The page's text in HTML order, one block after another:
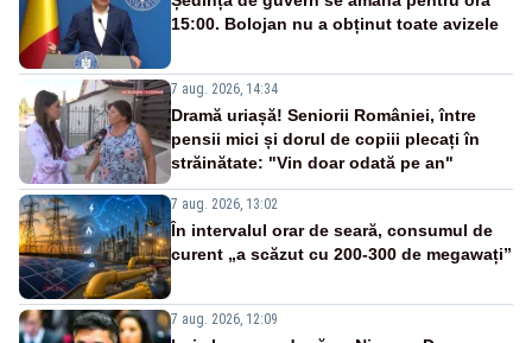
15:00. Bolojan nu a obținut toate avizele
7 aug. 2026, 14:34
Dramă uriașă! Seniorii României, între
pensii mici și dorul de copiii plecați în
străinătate: "Vin doar odată pe an"
7 aug. 2026, 13:02
În intervalul orar de seară, consumul de
curent „a scăzut cu 200-300 de megawați”
7 aug. 2026, 12:09